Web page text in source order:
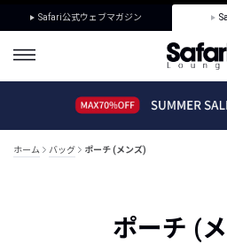
Safari公式ウェブマガジン
ホーム バッグ ポーチ (メンズ)
ポーチ (